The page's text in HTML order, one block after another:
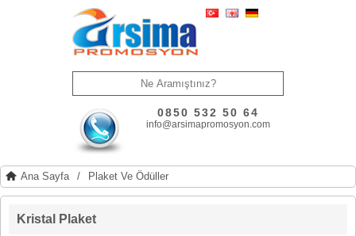
0850 532 50 64
info@arsimapromosyon.com
Ana Sayfa / Plaket Ve Ödüller
Kristal Plaket